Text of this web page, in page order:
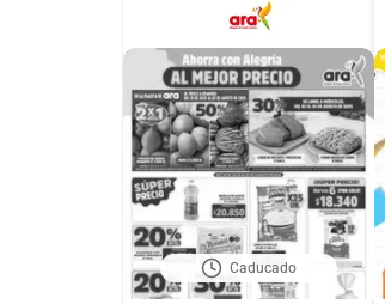
Caducado